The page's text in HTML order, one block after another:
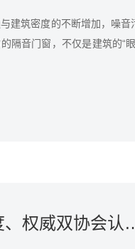
建筑密度的不断增加，噪
隔音门窗，不仅是建筑的“
门窗选购品牌推荐：基于